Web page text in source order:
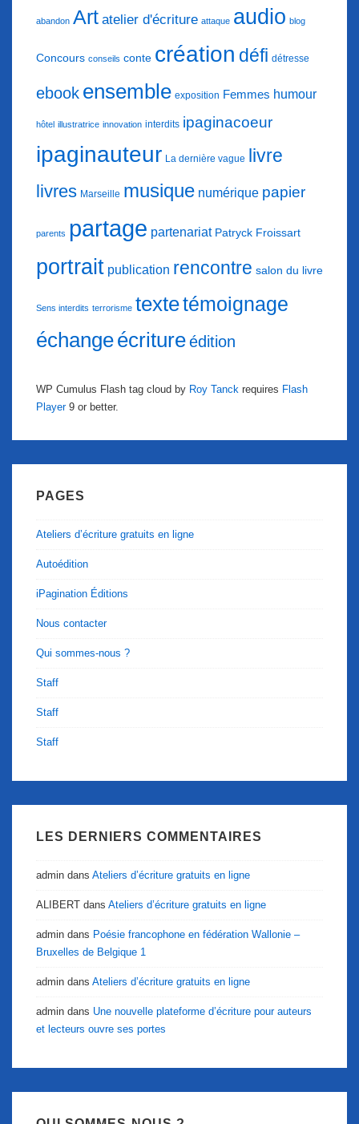
abandon Art atelier d'écriture attaque audio blog
Concours conseils conte création défi détresse
ebook ensemble exposition Femmes humour
hôtel illustratrice innovation interdits ipaginacoeur
ipaginauteur La dernière vague livre
livres Marseille musique numérique papier
parents partage partenariat Patryck Froissart
portrait publication rencontre salon du livre
Sens interdits terrorisme textetémoignage
échangeécritureédition
WP Cumulus Flash tag cloud by Roy Tanck requires Flash
Player9 or better.
PAGES
Ateliers d’écriture gratuits en ligne
Autoédition
iPagination Éditions
Nous contacter
Qui sommes-nous ?
Staff
Staff
Staff
LES DERNIERS COMMENTAIRES
admin dans Ateliers d’écriture gratuits en ligne
ALIBERT dans Ateliers d’écriture gratuits en ligne
admin dans Poésie francophone en fédération Wallonie –
Bruxelles de Belgique 1
admin dans Ateliers d’écriture gratuits en ligne
admin dans Une nouvelle plateforme d’écriture pour auteurs
et lecteurs ouvre ses portes